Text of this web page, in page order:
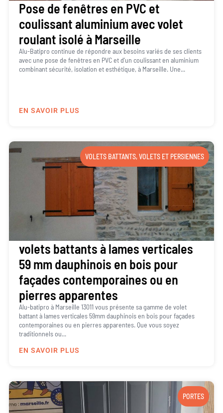
Pose de fenêtres en PVC et
coulissant aluminium avec volet
roulant isolé à Marseille
Alu-Batipro continue de répondre aux besoins variés de ses clients
avec une pose de fenêtres en PVC et d’un coulissant en aluminium
combinant sécurité, isolation et esthétique, à Marseille. Une...
EN SAVOIR PLUS
VOLETS BATTANTS,VOLETS ET PERSIENNES
volets battants à lames verticales
59 mm dauphinois en bois pour
façades contemporaines ou en
pierres apparentes
Alu-batipro à Marseille 13011 vous présente sa gamme de volet
battant à lames verticales 59mm dauphinois en bois pour façades
contemporaines ou en pierres apparentes. Que vous soyez
traditionnels ou...
EN SAVOIR PLUS
PORTES